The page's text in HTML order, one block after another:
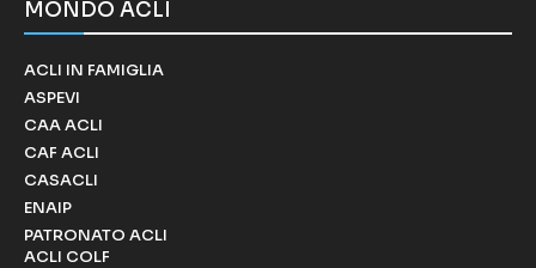
MONDO ACLI
ACLI IN FAMIGLIA
ASPEVI
CAA ACLI
CAF ACLI
CASACLI
ENAIP
PATRONATO ACLI
ACLI COLF